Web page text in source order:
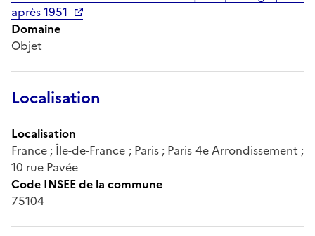
après 1951
Domaine
Objet
Localisation
Localisation
France ; Île-de-France ; Paris ; Paris 4e Arrondissement ;
10 rue Pavée
Code INSEE de la commune
75104